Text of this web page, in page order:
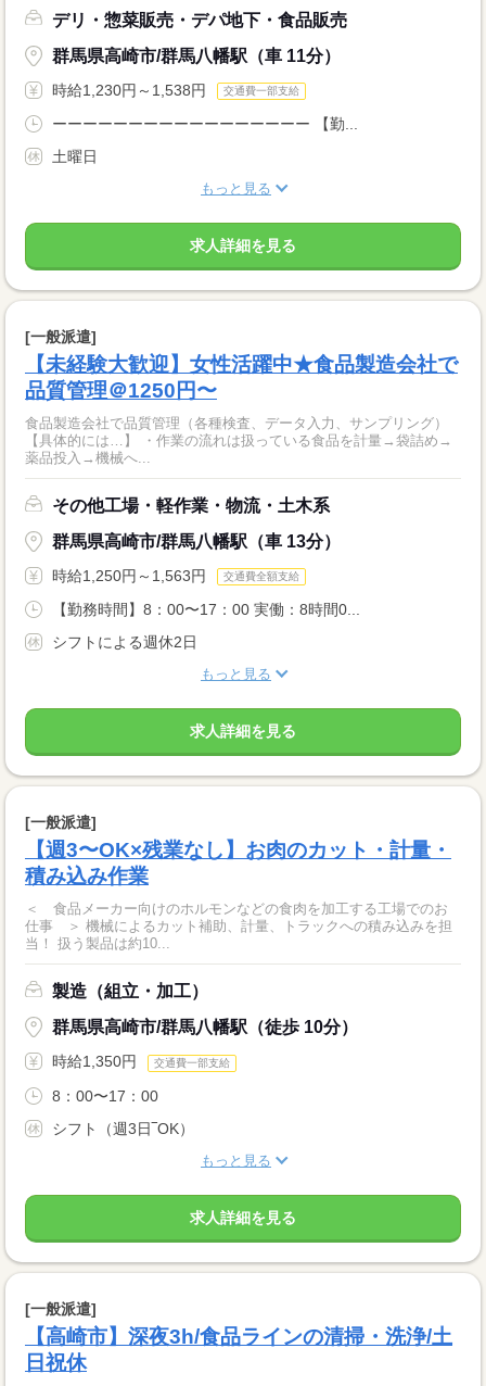
デリ・惣菜販売・デパ地下・食品販売
群馬県高崎市/群馬八幡駅（車 11分）
時給1,230円～1,538円 交通費一部支給
ーーーーーーーーーーーーーーーーー 【勤...
土曜日
もっと見る
求人詳細を見る
[一般派遣]
【未経験大歓迎】女性活躍中★食品製造会社で
品質管理＠1250円〜
食品製造会社で品質管理（各種検査、データ入力、サンプリング）
【具体的には…】 ・作業の流れは扱っている食品を計量→袋詰め→
薬品投入→機械へ...
その他工場・軽作業・物流・土木系
群馬県高崎市/群馬八幡駅（車 13分）
時給1,250円～1,563円 交通費全額支給
【勤務時間】8：00〜17：00 実働：8時間0...
シフトによる週休2日
もっと見る
求人詳細を見る
[一般派遣]
【週3〜OK×残業なし】お肉のカット・計量・
積み込み作業
＜ 食品メーカー向けのホルモンなどの食肉を加工する工場でのお
仕事 ＞ 機械によるカット補助、計量、トラックへの積み込みを担
当！ 扱う製品は約10...
製造（組立・加工）
群馬県高崎市/群馬八幡駅（徒歩 10分）
時給1,350円 交通費一部支給
8：00〜17：00
シフト（週3日‾OK）
もっと見る
求人詳細を見る
[一般派遣]
【高崎市】深夜3h/食品ラインの清掃・洗浄/土
日祝休